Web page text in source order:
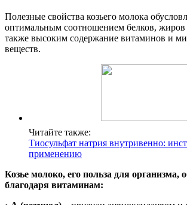
Полезные свойства козьего молока
оптимальным соотношением белков, жиров
также высоким содержание витаминов и
веществ.
Читайте также:
Тиосульфат натрия внутривенно:
применению
Козье молоко, его польза для организма,
благодаря витаминам: